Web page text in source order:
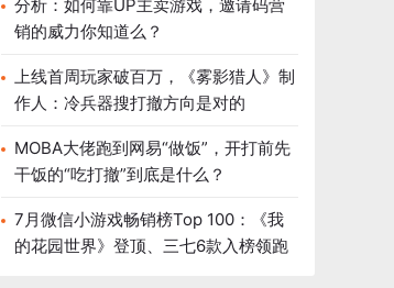
分析：如何靠UP主卖游戏，邀请码营
销的威力你知道么？
上线首周玩家破百万，《雾影猎人》制
作人：冷兵器搜打撤方向是对的
MOBA大佬跑到网易“做饭”，开打前先
干饭的“吃打撤”到底是什么？
7月微信小游戏畅销榜Top 100：《我
的花园世界》登顶、三七6款入榜领跑